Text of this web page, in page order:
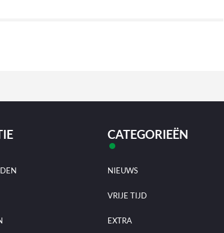
CATEGORIEËN
NIEUWS
VRIJE TIJD
EXTRA